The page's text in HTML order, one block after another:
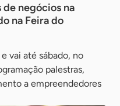
negócios na
na Feira do
vai até sábado, no
palestras,
a empreendedores